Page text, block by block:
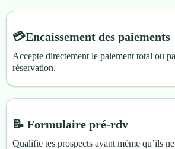
💳Encaissement des paiements
Accepte directement le paiement total ou
réservation.
📝 Formulaire pré-rdv
Qualifie tes prospects avant même qu’ils